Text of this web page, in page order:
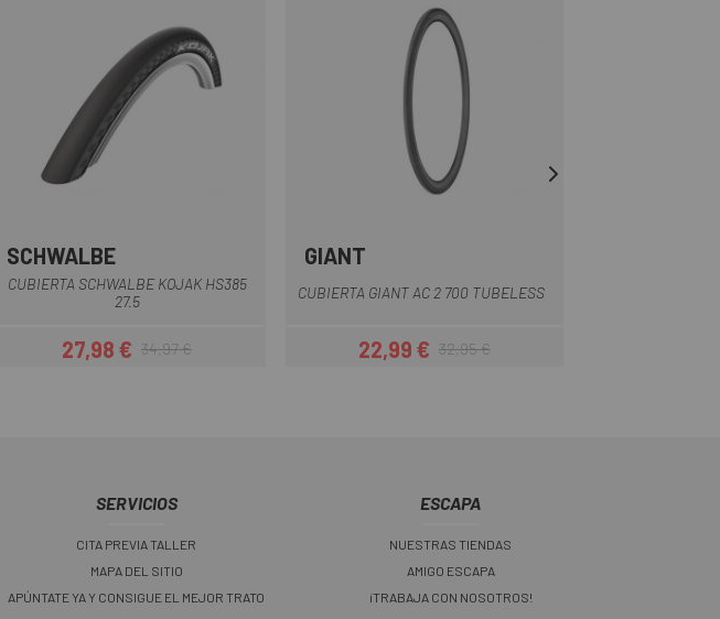
SCHWALBE
CUBIERTA SCHWALBE KOJAK HS385
27.5
Precio
27,98 €Precio regular
34,97 €
GIANT
CUBIERTA GIANT AC 2 700 TUBELESS
Precio
22,99 €Precio regular
32,95 €
SERVICIOS
CITA PREVIA TALLER
MAPA DEL SITIO
APÚNTATE YA Y CONSIGUE EL MEJOR TRATO
ESCAPA
NUESTRAS TIENDAS
AMIGO ESCAPA
¡TRABAJA CON NOSOTROS!